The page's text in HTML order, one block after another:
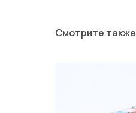
Смотрите также